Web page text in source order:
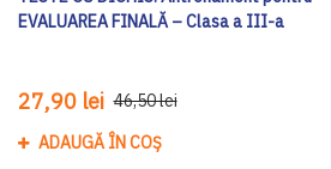
EVALUAREA FINALĂ – Clasa a III-a
27,90 lei 46,50 lei
ADAUGĂ ÎN COȘ